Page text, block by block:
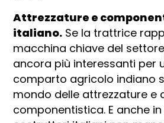
Attrezzature e
italiano. Se la trattrice
macchina chiave del
ancora più interessanti per
comparto agricolo indiano
mondo delle attrezzature e
componentistica. E anche